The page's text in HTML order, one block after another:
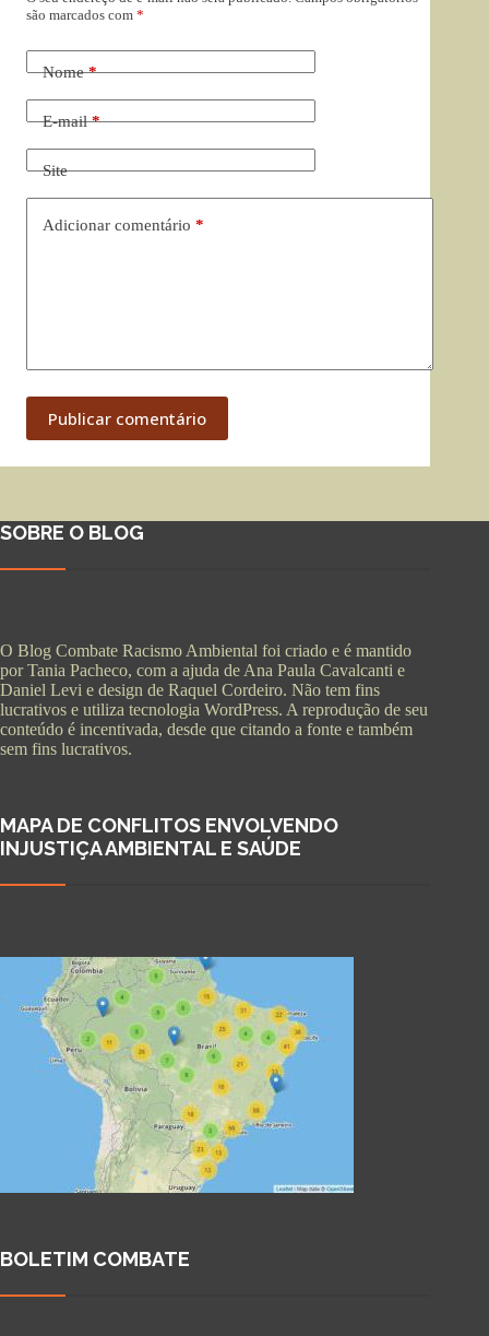
são marcados com *
Nome*
E-mail*
Site
Adicionar comentário *
Publicar comentário
SOBRE O BLOG
O Blog Combate Racismo Ambiental foi criado e é mantido
por Tania Pacheco, com a ajuda de Ana Paula Cavalcanti e
Daniel Levi e design de Raquel Cordeiro. Não tem fins
lucrativos e utiliza tecnologia WordPress. A reprodução de seu
conteúdo é incentivada, desde que citando a fonte e também
sem fins lucrativos.
MAPA DE CONFLITOS ENVOLVENDO
INJUSTIÇA AMBIENTAL E SAÚDE
BOLETIM COMBATE